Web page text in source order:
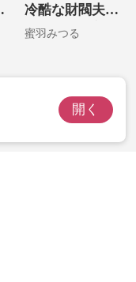
冷酷な財閥夫の
遅すぎる執着
蜜羽みつる
開く